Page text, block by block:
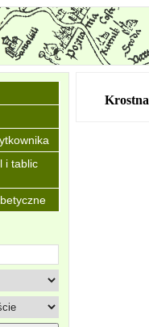
i tablic
Krostna